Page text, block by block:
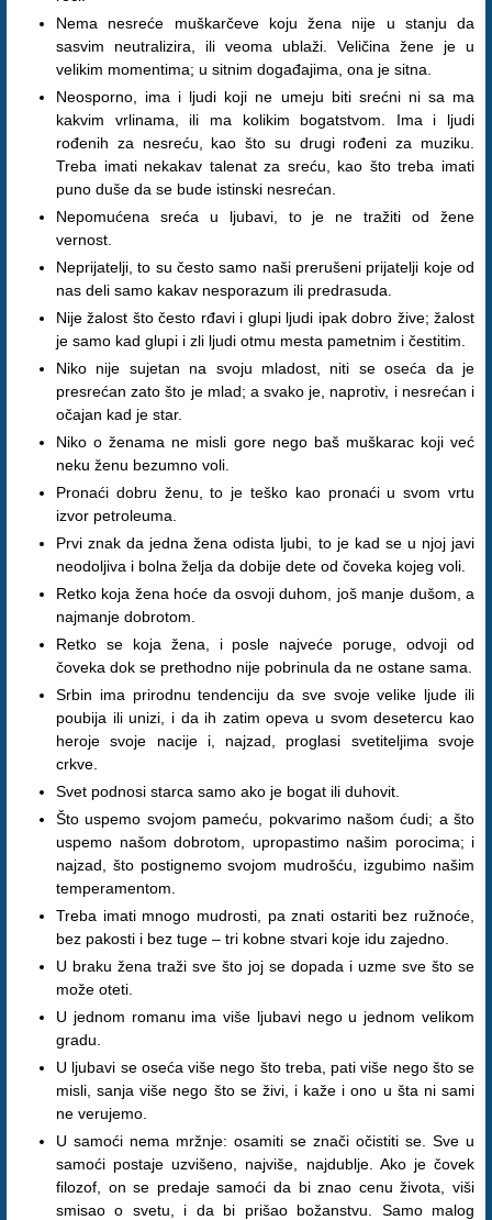
Nema nesreće muškarčeve koju žena nije u stanju da
sasvim neutralizira, ili veoma ublaži. Veličina žene je u
velikim momentima; u sitnim događajima, ona je sitna.
Neosporno, ima i ljudi koji ne umeju biti srećni ni sa ma
kakvim vrlinama, ili ma kolikim bogatstvom. Ima i ljudi
rođenih za nesreću, kao što su drugi rođeni za muziku.
Treba imati nekakav talenat za sreću, kao što treba imati
puno duše da se bude istinski nesrećan.
Nepomućena sreća u ljubavi, to je ne tražiti od žene
vernost.
Neprijatelji, to su često samo naši prerušeni prijatelji koje od
nas deli samo kakav nesporazum ili predrasuda.
Nije žalost što često rđavi i glupi ljudi ipak dobro žive; žalost
je samo kad glupi i zli ljudi otmu mesta pametnim i čestitim.
Niko nije sujetan na svoju mladost, niti se oseća da je
presrećan zato što je mlad; a svako je, naprotiv, i nesrećan i
očajan kad je star.
Niko o ženama ne misli gore nego baš muškarac koji već
neku ženu bezumno voli.
Pronaći dobru ženu, to je teško kao pronaći u svom vrtu
izvor petroleuma.
Prvi znak da jedna žena odista ljubi, to je kad se u njoj javi
neodoljiva i bolna želja da dobije dete od čoveka kojeg voli.
Retko koja žena hoće da osvoji duhom, još manje dušom, a
najmanje dobrotom.
Retko se koja žena, i posle najveće poruge, odvoji od
čoveka dok se prethodno nije pobrinula da ne ostane sama.
Srbin ima prirodnu tendenciju da sve svoje velike ljude ili
poubija ili unizi, i da ih zatim opeva u svom desetercu kao
heroje svoje nacije i, najzad, proglasi svetiteljima svoje
crkve.
Svet podnosi starca samo ako je bogat ili duhovit.
Što uspemo svojom pameću, pokvarimo našom ćudi; a što
uspemo našom dobrotom, upropastimo našim porocima; i
najzad, što postignemo svojom mudrošću, izgubimo našim
temperamentom.
Treba imati mnogo mudrosti, pa znati ostariti bez ružnoće,
bez pakosti i bez tuge – tri kobne stvari koje idu zajedno.
U braku žena traži sve što joj se dopada i uzme sve što se
može oteti.
U jednom romanu ima više ljubavi nego u jednom velikom
gradu.
U ljubavi se oseća više nego što treba, pati više nego što se
misli, sanja više nego što se živi, i kaže i ono u šta ni sami
ne verujemo.
U samoći nema mržnje: osamiti se znači očistiti se. Sve u
samoći postaje uzvišeno, najviše, najdublje. Ako je čovek
filozof, on se predaje samoći da bi znao cenu života, viši
smisao o svetu, i da bi prišao božanstvu. Samo malog